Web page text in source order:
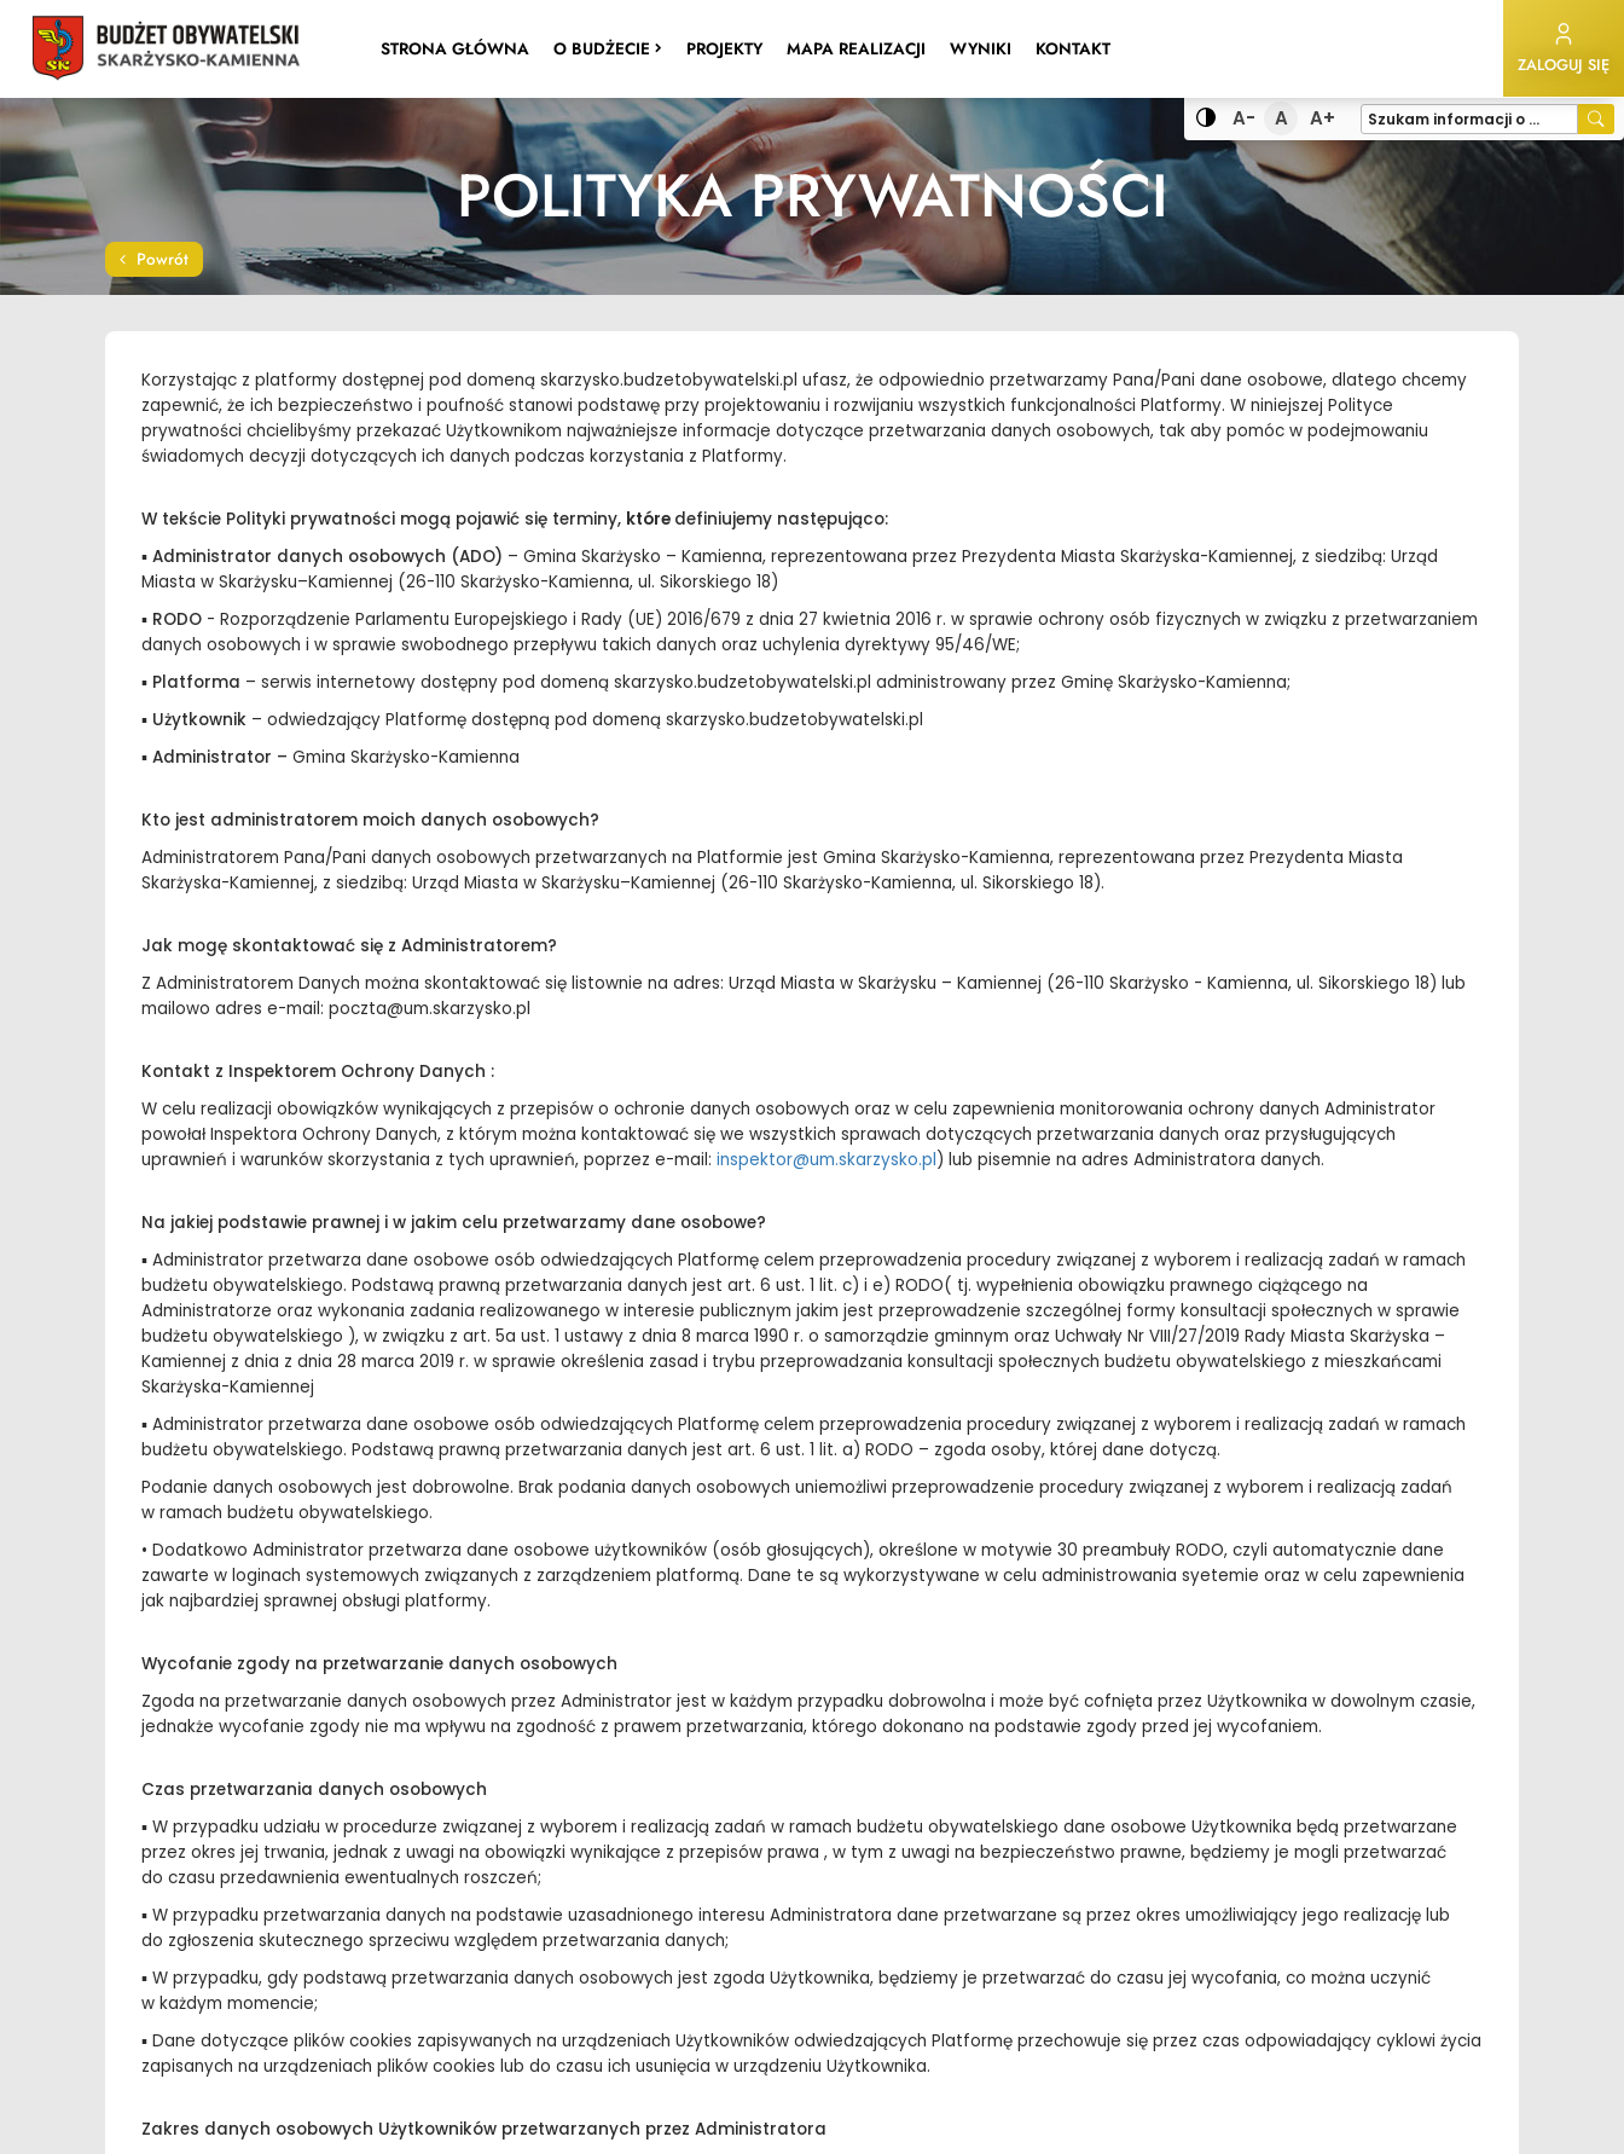
STRONA GŁÓWNA O BUDŻECIE PRZEGLĄDAJ
PROJEKTY MAPA REALIZACJI WYNIKI GŁOSOWANIA
KONTAKT
ZALOGUJ SIĘ
Zmiana
kontrastu
A-
Mniejsza czcionka
ADomyślna czcionka
A+
Większa czcionka
Wyszukiwana
fraza
POLITYKA PRYWATNOŚCI
Powrót
Korzystając z platformy dostępnej pod domeną skarzysko.budzetobywatelski.pl ufasz, że odpowiednio przetwarzamy Pana/Pani dane osobowe, dlatego chcemy
zapewnić, że ich bezpieczeństwo i poufność stanowi podstawę przy projektowaniu i rozwijaniu wszystkich funkcjonalności Platformy. W niniejszej Polityce
prywatności chcielibyśmy przekazać Użytkownikom najważniejsze informacje dotyczące przetwarzania danych osobowych, tak aby pomóc w podejmowaniu
świadomych decyzji dotyczących ich danych podczas korzystania z Platformy.
W tekście Polityki prywatności mogą pojawić się terminy, które definiujemy następująco:
▪ Administrator danych osobowych (ADO) – Gmina Skarżysko – Kamienna, reprezentowana przez Prezydenta Miasta Skarżyska-Kamiennej, z siedzibą: Urząd
Miasta w Skarżysku–Kamiennej (26-110 Skarżysko-Kamienna, ul. Sikorskiego 18)
▪ RODO - Rozporządzenie Parlamentu Europejskiego i Rady (UE) 2016/679 z dnia 27 kwietnia 2016 r. w sprawie ochrony osób fizycznych w związku z przetwarzaniem
danych osobowych i w sprawie swobodnego przepływu takich danych oraz uchylenia dyrektywy 95/46/WE;
▪ Platforma – serwis internetowy dostępny pod domeną skarzysko.budzetobywatelski.pl administrowany przez Gminę Skarżysko-Kamienna;
▪ Użytkownik – odwiedzający Platformę dostępną pod domeną skarzysko.budzetobywatelski.pl
▪ Administrator – Gmina Skarżysko-Kamienna
Kto jest administratorem moich danych osobowych?
Administratorem Pana/Pani danych osobowych przetwarzanych na Platformie jest Gmina Skarżysko-Kamienna, reprezentowana przez Prezydenta Miasta
Skarżyska-Kamiennej, z siedzibą: Urząd Miasta w Skarżysku–Kamiennej (26-110 Skarżysko-Kamienna, ul. Sikorskiego 18).
Jak mogę skontaktować się z Administratorem?
Z Administratorem Danych można skontaktować się listownie na adres: Urząd Miasta w Skarżysku – Kamiennej (26-110 Skarżysko - Kamienna, ul. Sikorskiego 18) lub
mailowo adres e-mail: poczta@um.skarzysko.pl
Kontakt z Inspektorem Ochrony Danych :
W celu realizacji obowiązków wynikających z przepisów o ochronie danych osobowych oraz w celu zapewnienia monitorowania ochrony danych Administrator
powołał Inspektora Ochrony Danych, z którym można kontaktować się we wszystkich sprawach dotyczących przetwarzania danych oraz przysługujących
uprawnień i warunków skorzystania z tych uprawnień, poprzez e-mail: inspektor@um.skarzysko.pl) lub pisemnie na adres Administratora danych.
Na jakiej podstawie prawnej i w jakim celu przetwarzamy dane osobowe?
▪ Administrator przetwarza dane osobowe osób odwiedzających Platformę celem przeprowadzenia procedury związanej z wyborem i realizacją zadań w ramach
budżetu obywatelskiego. Podstawą prawną przetwarzania danych jest art. 6 ust. 1 lit. c) i e) RODO( tj. wypełnienia obowiązku prawnego ciążącego na
Administratorze oraz wykonania zadania realizowanego w interesie publicznym jakim jest przeprowadzenie szczególnej formy konsultacji społecznych w sprawie
budżetu obywatelskiego ), w związku z art. 5a ust. 1 ustawy z dnia 8 marca 1990 r. o samorządzie gminnym oraz Uchwały Nr VIII/27/2019 Rady Miasta Skarżyska –
Kamiennej z dnia z dnia 28 marca 2019 r. w sprawie określenia zasad i trybu przeprowadzania konsultacji społecznych budżetu obywatelskiego z mieszkańcami
Skarżyska-Kamiennej
▪ Administrator przetwarza dane osobowe osób odwiedzających Platformę celem przeprowadzenia procedury związanej z wyborem i realizacją zadań w ramach
budżetu obywatelskiego. Podstawą prawną przetwarzania danych jest art. 6 ust. 1 lit. a) RODO – zgoda osoby, której dane dotyczą.
Podanie danych osobowych jest dobrowolne. Brak podania danych osobowych uniemożliwi przeprowadzenie procedury związanej z wyborem i realizacją zadań
w ramach budżetu obywatelskiego.
• Dodatkowo Administrator przetwarza dane osobowe użytkowników (osób głosujących), określone w motywie 30 preambuły RODO, czyli automatycznie dane
zawarte w loginach systemowych związanych z zarządzeniem platformą. Dane te są wykorzystywane w celu administrowania syetemie oraz w celu zapewnienia
jak najbardziej sprawnej obsługi platformy.
Wycofanie zgody na przetwarzanie danych osobowych
Zgoda na przetwarzanie danych osobowych przez Administrator jest w każdym przypadku dobrowolna i może być cofnięta przez Użytkownika w dowolnym czasie,
jednakże wycofanie zgody nie ma wpływu na zgodność z prawem przetwarzania, którego dokonano na podstawie zgody przed jej wycofaniem.
Czas przetwarzania danych osobowych
▪ W przypadku udziału w procedurze związanej z wyborem i realizacją zadań w ramach budżetu obywatelskiego dane osobowe Użytkownika będą przetwarzane
przez okres jej trwania, jednak z uwagi na obowiązki wynikające z przepisów prawa , w tym z uwagi na bezpieczeństwo prawne, będziemy je mogli przetwarzać
do czasu przedawnienia ewentualnych roszczeń;
▪ W przypadku przetwarzania danych na podstawie uzasadnionego interesu Administratora dane przetwarzane są przez okres umożliwiający jego realizację lub
do zgłoszenia skutecznego sprzeciwu względem przetwarzania danych;
▪ W przypadku, gdy podstawą przetwarzania danych osobowych jest zgoda Użytkownika, będziemy je przetwarzać do czasu jej wycofania, co można uczynić
w każdym momencie;
▪ Dane dotyczące plików cookies zapisywanych na urządzeniach Użytkowników odwiedzających Platformę przechowuje się przez czas odpowiadający cyklowi życia
zapisanych na urządzeniach plików cookies lub do czasu ich usunięcia w urządzeniu Użytkownika.
Zakres danych osobowych Użytkowników przetwarzanych przez Administratora